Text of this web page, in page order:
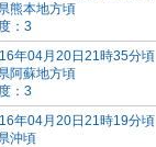
熊本地方頃
：3
年04月20日21時35分頃
阿蘇地方頃
：3
年04月20日21時19分頃
沖頃